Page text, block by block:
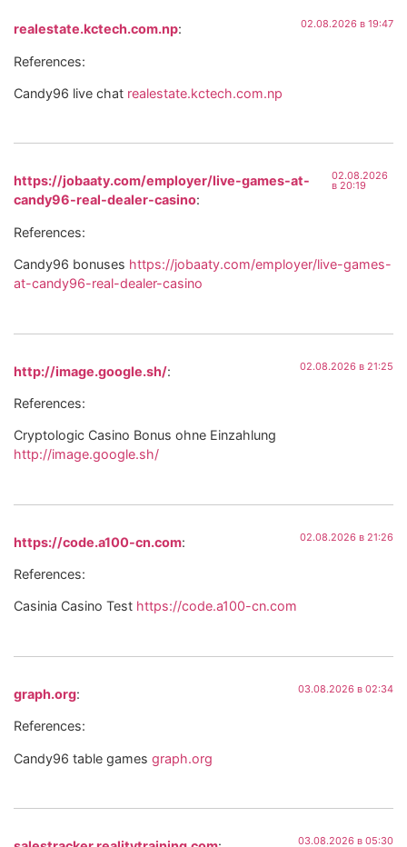
realestate.kctech.com.np: 02.08.2026 в 19:47
References:
Candy96 live chat realestate.kctech.com.np
https://jobaaty.com/employer/live-games-at-
candy96-real-dealer-casino:
02.08.2026
в 20:19
References:
Candy96 bonuses https://jobaaty.com/employer/live-games-
at-candy96-real-dealer-casino
http://image.google.sh/: 02.08.2026 в 21:25
References:
Cryptologic Casino Bonus ohne Einzahlung
http://image.google.sh/
https://code.a100-cn.com: 02.08.2026 в 21:26
References:
Casinia Casino Test https://code.a100-cn.com
graph.org: 03.08.2026 в 02:34
References:
Candy96 table games graph.org
03.08.2026 в 05:30